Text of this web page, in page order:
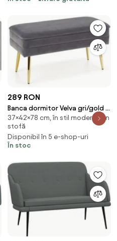
289 RON
Banca dormitor Velva gri/gold -
H37 cm
37×42×78 cm, în stil modern, din
stofă
Disponibil în 5 e-shop-uri
În stoc